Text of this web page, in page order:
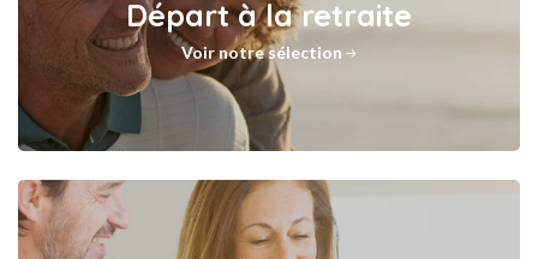
Départ à la retraite
Voir notre sélection